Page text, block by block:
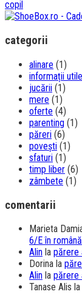
categorii
alinare (1)
informații utile
jucării (1)
mere (1)
oferte (4)
parenting (1)
păreri (6)
povești (1)
sfaturi (1)
timp liber (6)
zâmbete (1)
comentarii
Marieta
6/E în română
Alin la părere
Dorina la
Alin la părere
Tanase Alis la